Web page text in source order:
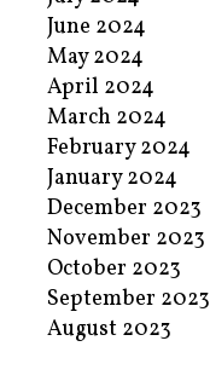
June 2024
May 2024
April 2024
March 2024
February 2024
January 2024
December 2023
November 2023
October 2023
September 2023
August 2023